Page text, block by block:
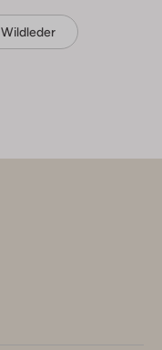
Wildleder